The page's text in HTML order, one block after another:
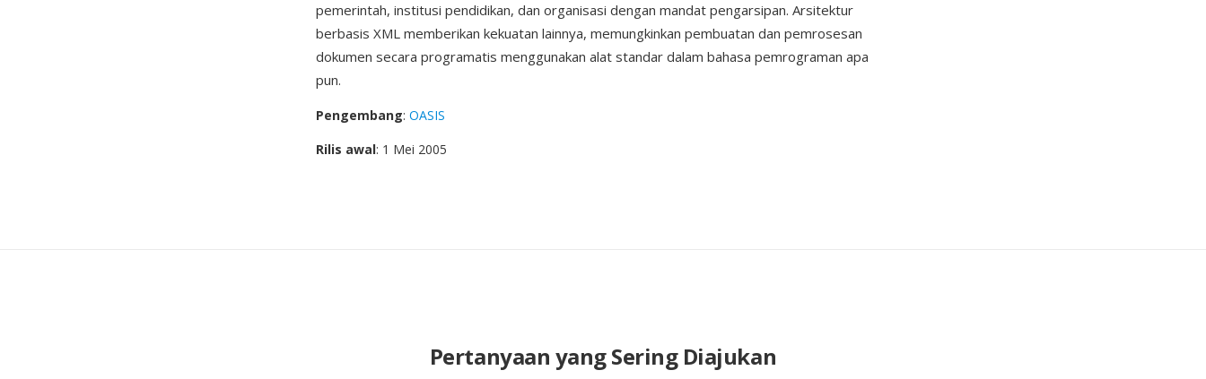
pemerintah, institusi pendidikan, dan organisasi dengan mandat pengarsipan. Arsitektur
berbasis XML memberikan kekuatan lainnya, memungkinkan pembuatan dan pemrosesan
dokumen secara programatis menggunakan alat standar dalam bahasa pemrograman apa
pun.
Pengembang: OASIS
Rilis awal: 1 Mei 2005
Pertanyaan yang Sering Diajukan